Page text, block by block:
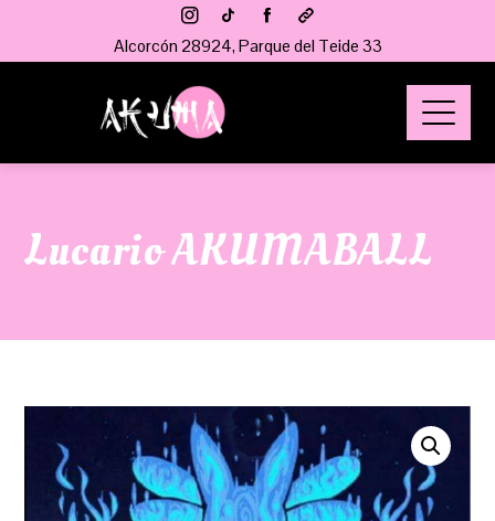
Alcorcón 28924, Parque del Teide 33
Lucario AKUMABALL